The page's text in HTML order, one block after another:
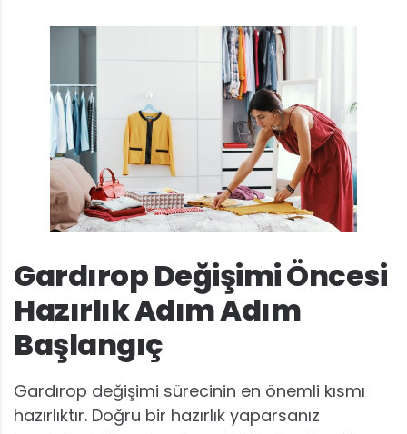
Gardırop Değişimi Öncesi
Hazırlık Adım Adım
Başlangıç
Gardırop değişimi sürecinin en önemli kısmı
hazırlıktır. Doğru bir hazırlık yaparsanız